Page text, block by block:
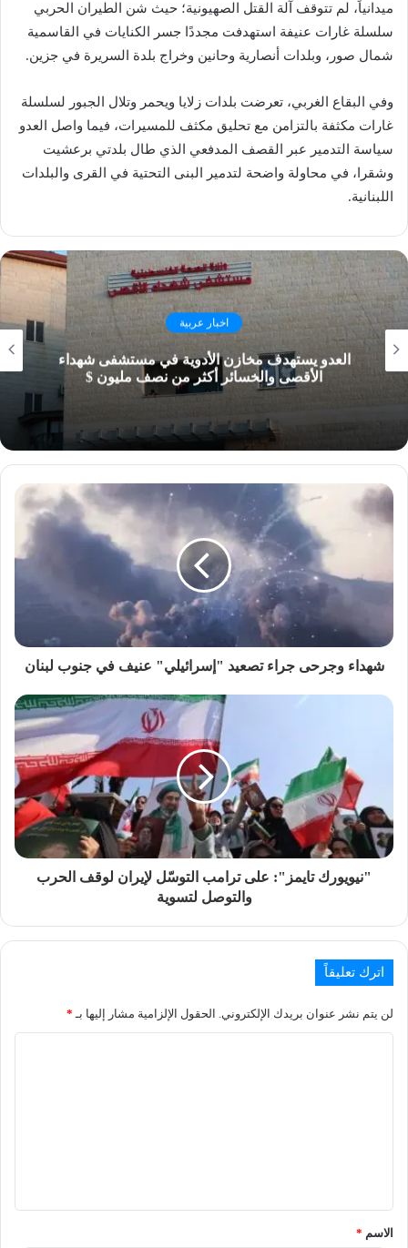
ميدانياً، لم تتوقف آلة القتل الصهيونية؛ حيث شن الطيران الحربي
سلسلة غارات عنيفة استهدفت مجددًا جسر الكنايات في القاسمية
شمال صور، وبلدات أنصارية وحانين وخراج بلدة السريرة في جزين.
وفي البقاع الغربي، تعرضت بلدات زلايا ويحمر وتلال الجبور لسلسلة
غارات مكثفة بالتزامن مع تحليق مكثف للمسيرات، فيما واصل العدو
سياسة التدمير عبر القصف المدفعي الذي طال بلدتي برعشيت
وشقرا، في محاولة واضحة لتدمير البنى التحتية في القرى والبلدات
اللبنانية.
اخبار عربية
العدو يستهدف مخازن الأدوية في مستشفى شهداء
الأقصى والخسائر أكثر من نصف مليون $
شهداء وجرحى جراء تصعيد "إسرائيلي" عنيف في جنوب لبنان
"نيويورك تايمز": على ترامب التوسّل لإيران لوقف الحرب
والتوصل لتسوية
اترك تعليقاً
لن يتم نشر عنوان بريدك الإلكتروني. الحقول الإلزامية مشار إليها بـ *
الاسم *